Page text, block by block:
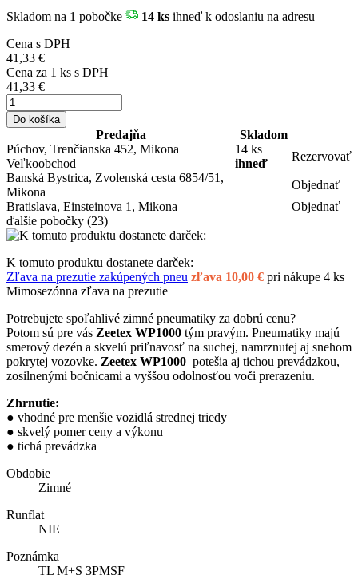
Skladom na 1 pobočke 14 ks ihneď k odoslaniu na adresu
Cena s DPH
41,33 €
Cena za 1 ks s DPH
41,33 €
Do košíka
Predajňa
Skladom
Púchov, Trenčianska 452, Mikona
Veľkoobchod
14 ks
ihneď
Rezervovať
Banská Bystrica, Zvolenská cesta 6854/51,
Mikona
Objednať
Bratislava, Einsteinova 1, Mikona
Objednať
ďalšie pobočky (23)
K tomuto produktu dostanete darček:
Zľava na prezutie zakúpených pneu zľava 10,00 € pri nákupe 4 ks
Mimosezónna zľava na prezutie
Potrebujete spoľahlivé zimné pneumatiky za dobrú cenu?
Potom sú pre vás Zeetex WP1000 tým pravým. Pneumatiky majú
smerový dezén a skvelú priľnavosť na suchej, namrznutej aj snehom
pokrytej vozovke. Zeetex WP1000 potešia aj tichou prevádzkou,
zosilnenými bočnicami a vyššou odolnosťou voči prerazeniu.
Zhrnutie:
● vhodné pre menšie vozidlá strednej triedy
● skvelý pomer ceny a výkonu
● tichá prevádzka
Obdobie
Zimné
Runflat
NIE
Poznámka
TL M+S 3PMSF